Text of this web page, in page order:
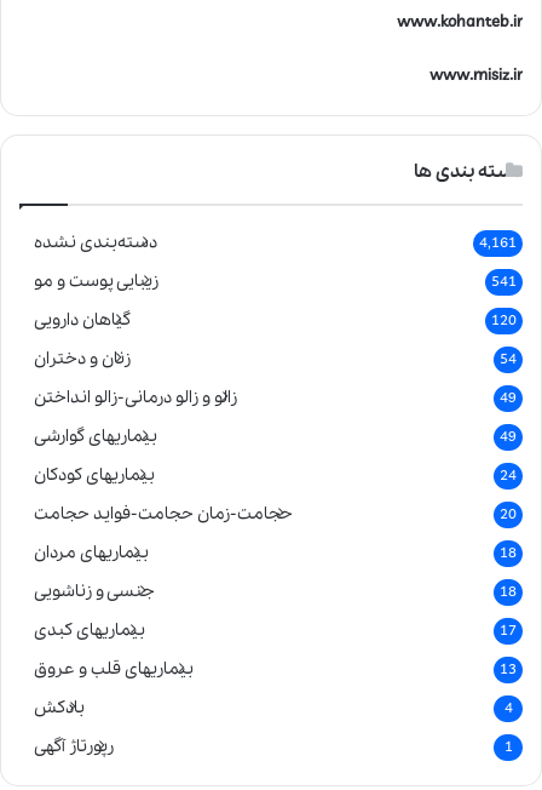
www.kohanteb.ir
www.misiz.ir
دسته بندی ها
دسته‌بندی نشده 4,161
زیبایی پوست و مو 541
گیاهان دارویی 120
زنان و دختران 54
زالو و زالو درمانی-زالو انداختن 49
بیماریهای گوارشی 49
بیماریهای کودکان 24
حجامت-زمان حجامت-فواید حجامت 20
بیماریهای مردان 18
جنسی و زناشویی 18
بیماریهای کبدی 17
بیماریهای قلب و عروق 13
بادکش 4
رپورتاژ آگهی 1